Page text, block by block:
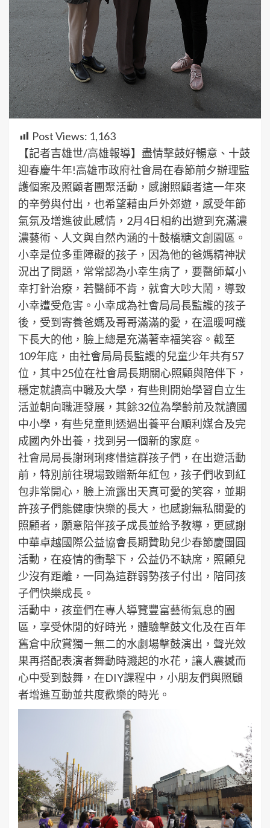
Post Views: 1,163
【記者吉雄世/高雄報導】盡情擊鼓好暢意、十鼓
迎春慶牛年!高雄巿政府社會局在春節前夕辦理監
護個案及照顧者團聚活動，感謝照顧者這一年來
的辛勞與付出，也希望藉由戶外郊遊，感受年節
氣氛及增進彼此感情，2月4日相約出遊到充滿濃
濃藝術、人文與自然內涵的十鼓橋糖文創園區。
小幸是位多重障礙的孩子，因為他的爸媽精神狀
況出了問題，常常認為小幸生病了，要醫師幫小
幸打針治療，若醫師不肯，就會大吵大鬧，導致
小幸遭受危害。小幸成為社會局局長監護的孩子
後，受到寄養爸媽及哥哥滿滿的愛，在溫暖呵護
下長大的他，臉上總是充滿著幸福笑容。截至
109年底，由社會局局長監護的兒童少年共有57
位，其中25位在社會局長期關心照顧與陪伴下，
穩定就讀高中職及大學，有些則開始學習自立生
活並朝向職涯發展，其餘32位為學齡前及就讀國
中小學，有些兒童則透過出養平台順利媒合及完
成國內外出養，找到另一個新的家庭。
社會局局長謝琍琍疼惜這群孩子們，在出遊活動
前，特別前往現場致贈新年紅包，孩子們收到紅
包非常開心，臉上流露出天真可愛的笑容，並期
許孩子們能健康快樂的長大，也感謝無私關愛的
照顧者，願意陪伴孩子成長並給予教導，更感謝
中華卓越國際公益協會長期贊助兒少春節慶團圓
活動，在疫情的衝擊下，公益仍不缺席，照顧兒
少沒有距離，一同為這群弱勢孩子付出，陪同孩
子們快樂成長。
活動中，孩童們在專人導覽豐富藝術氣息的園
區，享受休閒的好時光，體驗擊鼓文化及在百年
舊倉中欣賞獨ㄧ無二的水劇場擊鼓演出，聲光效
果再搭配表演者舞動時濺起的水花，讓人震撼而
心中受到鼓舞，在DIY課程中，小朋友們與照顧
者增進互動並共度歡樂的時光。